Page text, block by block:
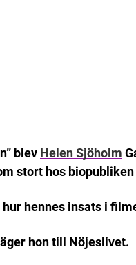
blev Helen Sjöholm
stort hos biopubliken
hennes insats i
hon till Nöjeslivet.